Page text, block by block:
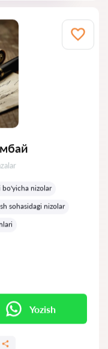
bo'yicha nizolar
sohasidagi nizolar
Yozish